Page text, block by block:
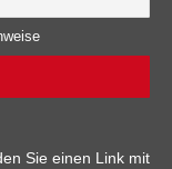
Sie einen Link mit